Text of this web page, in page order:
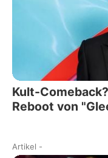
Kult-
Reboot von
Artikel -